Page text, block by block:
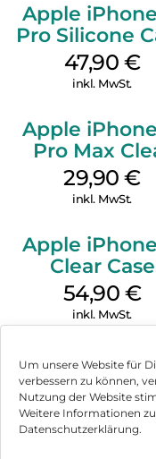
Um unsere Website für
verbessern zu können,
Nutzung der Website
Weitere Informationen
Datenschutzerklärung.
Apple
Pro Silicone
MagSafe
47,90 €
inkl. MwSt.
Apple
Pro Max
Case
Transparent
29,90€
inkl. MwSt.
Apple
Clear Case
MagSafe
Transparent
54,90 €
inkl. MwSt.
Impressum